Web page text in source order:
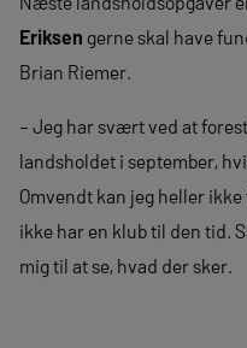
Eriksen gerne skal have
Brian Riemer.
– Jeg har svært ved at
landsholdet i september,
Omvendt kan jeg heller
ikke har en klub til den tid.
mig til at se, hvad der sker.